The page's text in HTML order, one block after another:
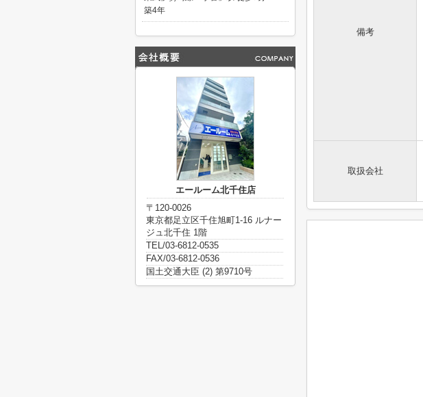
備考
取扱会社
築4年
エールーム北千住店
〒120-0026
東京都足立区千住旭町1-16 ルナー
ジュ北千住 1階
TEL/03-6812-0535
FAX/03-6812-0536
国土交通大臣 (2) 第9710号